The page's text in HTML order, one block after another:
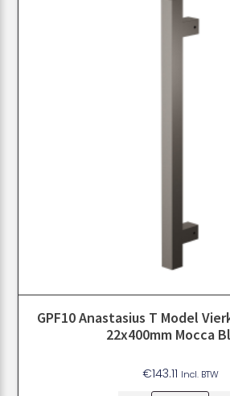
GPF10 Anastasius T Model
22x400mm Mocca
€143.11 Incl. BTW